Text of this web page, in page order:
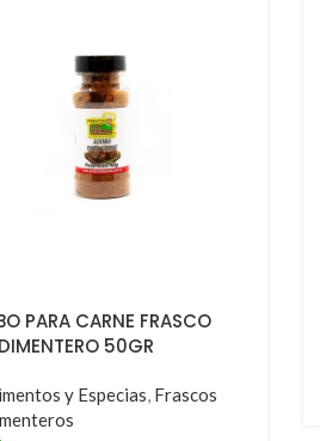
PARA CARNE FRASCO
50GR
y Especias, Frascos